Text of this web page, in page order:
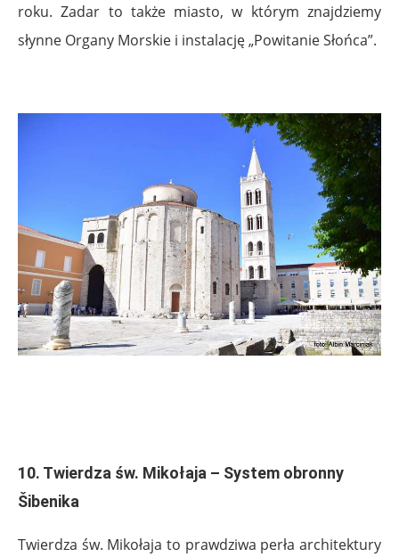
roku. Zadar to także miasto, w którym znajdziemy
słynne Organy Morskie i instalację „Powitanie Słońca”.
10. Twierdza św. Mikołaja – System obronny
Šibenika
Twierdza św. Mikołaja to prawdziwa perła architektury